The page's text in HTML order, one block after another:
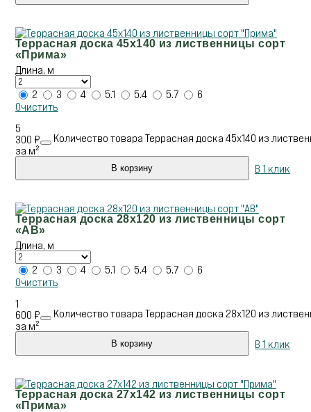
Террасная доска 45х140 из лиственницы сорт
«Прима»
Длина, м
2
3 4 5.1 5.4 5.7
6
Очистить
5
300 ₽
за м²
Количество товара Террасная доска 45х140 из
В корзину В 1 клик
Террасная доска 28х120 из лиственницы сорт
«АВ»
Длина, м
2
3 4 5.1 5.4 5.7
6
Очистить
1
600 ₽
за м²
Количество товара Террасная доска 28х120 из
В корзину В 1 клик
Террасная доска 27х142 из лиственницы сорт
«Прима»